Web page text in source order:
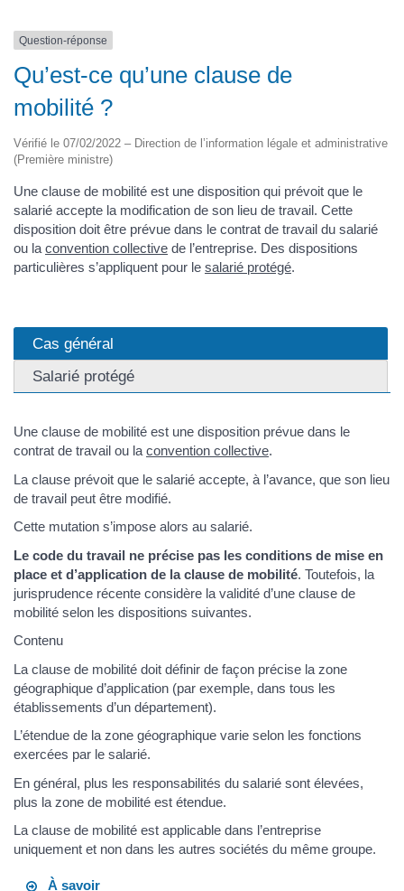
Question-réponse
Qu’est-ce qu’une clause de
mobilité ?
Vérifié le 07/02/2022 – Direction de l’information légale et administrative
(Première ministre)
Une clause de mobilité est une disposition qui prévoit que le
salarié accepte la modification de son lieu de travail. Cette
disposition doit être prévue dans le contrat de travail du salarié
ou la convention collective de l’entreprise. Des dispositions
particulières s’appliquent pour le salarié protégé.
Cas général
Salarié protégé
Une clause de mobilité est une disposition prévue dans le
contrat de travail ou laconvention collective.
La clause prévoit que le salarié accepte, à l’avance, que son lieu
de travail peut être modifié.
Cette mutation s’impose alors au salarié.
Le code du travail ne précise pas les conditions de mise en
place et d’application de la clause de mobilité. Toutefois, la
jurisprudence récente considère la validité d’une clause de
mobilité selon les dispositions suivantes.
Contenu
La clause de mobilité doit définir de façon précise la zone
géographique d’application (par exemple, dans tous les
établissements d’un département).
L’étendue de la zone géographique varie selon les fonctions
exercées par le salarié.
En général, plus les responsabilités du salarié sont élevées,
plus la zone de mobilité est étendue.
La clause de mobilité est applicable dans l’entreprise
uniquement et non dans les autres sociétés du même groupe.
À savoir